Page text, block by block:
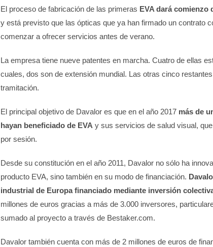
El proceso de fabricación de las primeras EVA dará comienzo
y está previsto que las ópticas que ya han firmado un contrato
comenzar a ofrecer servicios antes de verano.
La empresa tiene nueve patentes en marcha. Cuatro de ellas
cuales, dos son de extensión mundial. Las otras cinco
tramitación.
El principal objetivo de Davalor es que en el año 2017 más de
hayan beneficiado de EVA y sus servicios de salud visual,
por sesión.
Desde su constitución en el año 2011, Davalor no sólo ha
producto EVA, sino también en su modo de financiación.
industrial de Europa financiado mediante inversión
millones de euros gracias a más de 3.000 inversores,
sumado al proyecto a través de Bestaker.com.
Davalor también cuenta con más de 2 millones de euros de